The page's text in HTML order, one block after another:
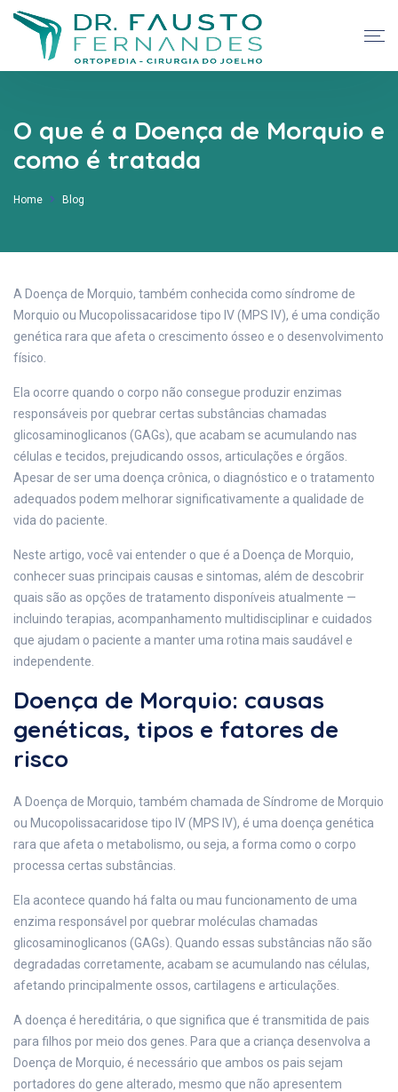
O que é a Doença de Morquio e
como é tratada
Home Blog
A Doença de Morquio, também conhecida como síndrome de
Morquio ou Mucopolissacaridose tipo IV (MPS IV), é uma condição
genética rara que afeta o crescimento ósseo e o desenvolvimento
físico.
Ela ocorre quando o corpo não consegue produzir enzimas
responsáveis por quebrar certas substâncias chamadas
glicosaminoglicanos (GAGs), que acabam se acumulando nas
células e tecidos, prejudicando ossos, articulações e órgãos.
Apesar de ser uma doença crônica, o diagnóstico e o tratamento
adequados podem melhorar significativamente a qualidade de
vida do paciente.
Neste artigo, você vai entender o que é a Doença de Morquio,
conhecer suas principais causas e sintomas, além de descobrir
quais são as opções de tratamento disponíveis atualmente —
incluindo terapias, acompanhamento multidisciplinar e cuidados
que ajudam o paciente a manter uma rotina mais saudável e
independente.
Doença de Morquio: causas
genéticas, tipos e fatores de
risco
A Doença de Morquio, também chamada de Síndrome de Morquio
ou Mucopolissacaridose tipo IV (MPS IV), é uma doença genética
rara que afeta o metabolismo, ou seja, a forma como o corpo
processa certas substâncias.
Ela acontece quando há falta ou mau funcionamento de uma
enzima responsável por quebrar moléculas chamadas
glicosaminoglicanos (GAGs). Quando essas substâncias não são
degradadas corretamente, acabam se acumulando nas células,
afetando principalmente ossos, cartilagens e articulações.
A doença é hereditária, o que significa que é transmitida de pais
para filhos por meio dos genes. Para que a criança desenvolva a
Doença de Morquio, é necessário que ambos os pais sejam
portadores do gene alterado, mesmo que não apresentem